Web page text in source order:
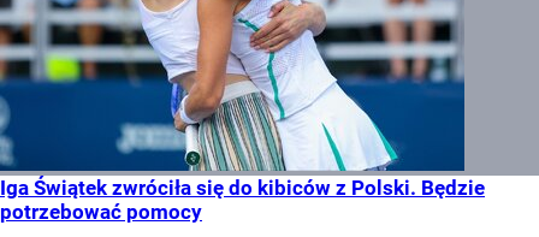
Iga Świątek zwróciła się do kibiców z Polski. Będzie
potrzebować pomocy